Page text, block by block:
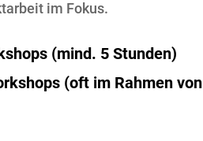
im Fokus.
(mind. 5 Stunden)
(oft im Rahmen von